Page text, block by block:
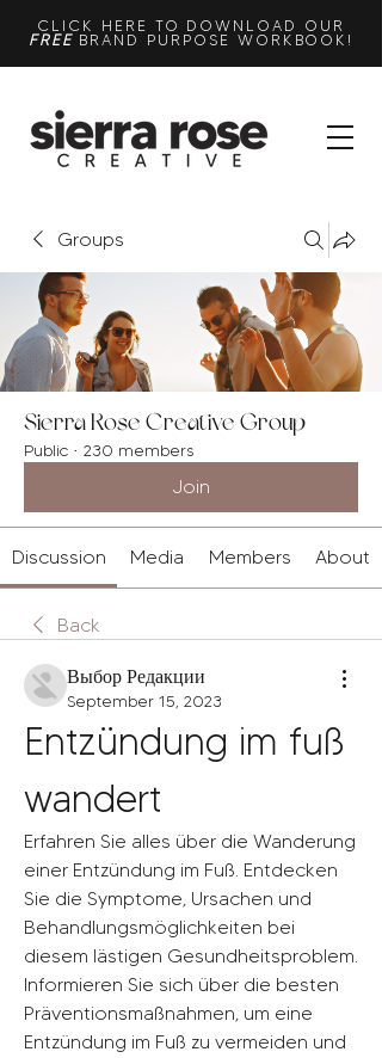
CLICK HERE TO DOWNLOAD OUR
FREEBRAND PURPOSE WORKBOOK!
Groups
Sierra Rose Creative Group
Public · 230 members
Join
Discussion Media Members About
Back
Выбор Редакции
September 15, 2023
Entzündung im fuß
wandert
Erfahren Sie alles über die Wanderung
einer Entzündung im Fuß. Entdecken
Sie die Symptome, Ursachen und
Behandlungsmöglichkeiten bei
diesem lästigen Gesundheitsproblem.
Informieren Sie sich über die besten
Präventionsmaßnahmen, um eine
Entzündung im Fuß zu vermeiden und